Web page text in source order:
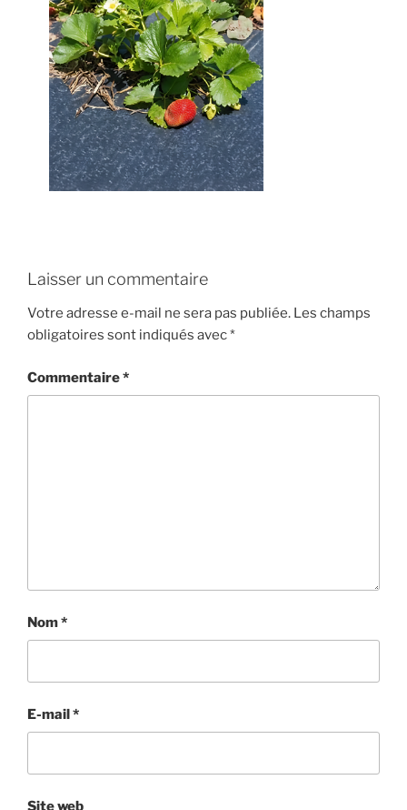
Laisser un commentaire
Votre adresse e-mail ne sera pas publiée. Les champs
obligatoires sont indiqués avec*
Commentaire*
Nom*
E-mail*
Site web